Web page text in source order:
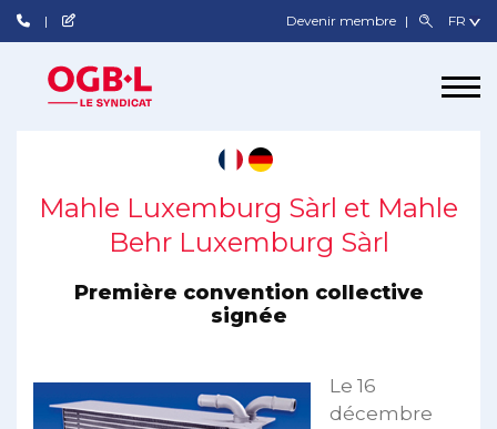
Devenir membre
Mahle Luxemburg Sàrl et Mahle
Behr Luxemburg Sàrl
Première convention collective
signée
Le 16
décembre